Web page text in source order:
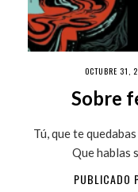
OCTUBRE 31,
Sobre
Tú, que te
Que hablas
PUBLICADO